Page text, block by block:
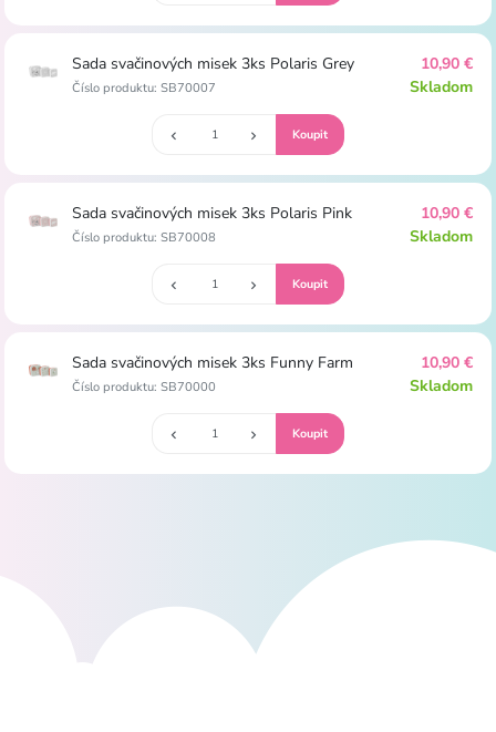
Sada svačinových misek 3ks Polaris Grey
Číslo produktu: SB70007
10,90 €
Skladom
Sada svačinových misek 3ks Polaris Pink
Číslo produktu: SB70008
10,90 €
Skladom
Sada svačinových misek 3ks Funny Farm
Číslo produktu: SB70000
10,90 €
Skladom